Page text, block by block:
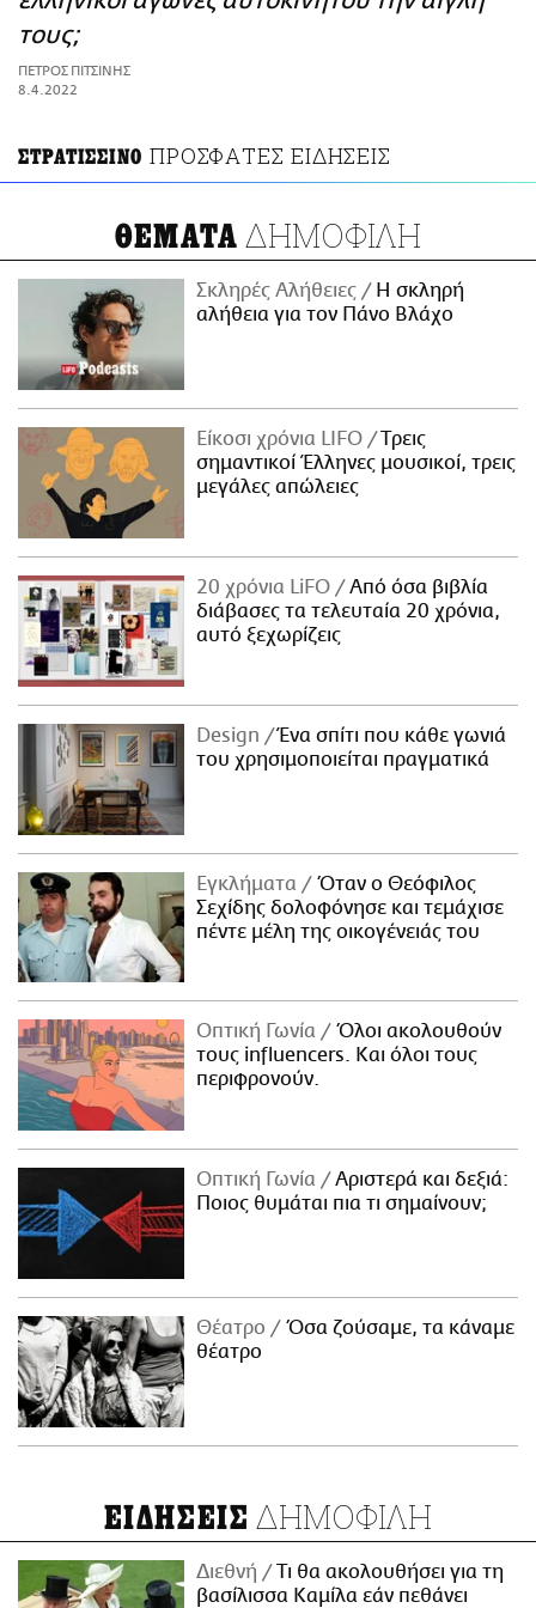
ΑΜΠΑ
PRINT
τους;
ΠΕΤΡΟΣ ΠΙΤΣΙΝΗΣ
8.4.2022
ΣΤΡΑΤΙΣΣΙΝΟ ΠΡΟΣΦΑΤΕΣ ΕΙΔΗΣΕΙΣ
ΘΕΜΑΤΑ ΔΗΜΟΦΙΛΗ
Σκληρές Αλήθειες
H σκληρή
αλήθεια για τον Πάνο Βλάχο
Είκοσι χρόνια LIFO
Tρεις
σημαντικοί Έλληνες μουσικοί, τρεις
μεγάλες απώλειες
20 χρόνια LiFO
Από όσα βιβλία
διάβασες τα τελευταία 20 χρόνια,
αυτό ξεχωρίζεις
Design
Ένα σπίτι που κάθε γωνιά
του χρησιμοποιείται πραγματικά
Εγκλήματα
Όταν ο Θεόφιλος
Σεχίδης δολοφόνησε και τεμάχισε
πέντε μέλη της οικογένειάς του
Οπτική Γωνία
Όλοι ακολουθούν
τους influencers. Και όλοι τους
περιφρονούν.
Οπτική Γωνία
Αριστερά και δεξιά:
Ποιος θυμάται πια τι σημαίνουν;
Θέατρο
Όσα ζούσαμε, τα κάναμε
θέατρο
ΕΙΔΗΣΕΙΣ ΔΗΜΟΦΙΛΗ
Διεθνή
Τι θα ακολουθήσει για τη
βασίλισσα Καμίλα εάν πεθάνει